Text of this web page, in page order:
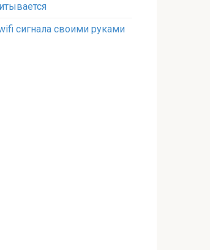
сигнала своими руками